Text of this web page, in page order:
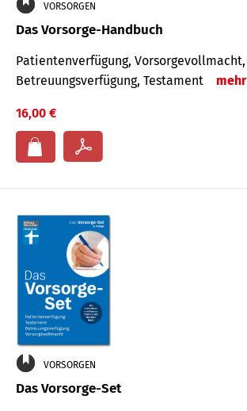
VORSORGEN
Das Vorsorge-Handbuch
Patientenverfügung, Vorsorgevollmacht,
Betreuungsverfügung, Testament
mehr
16,00 €
VORSORGEN
Das Vorsorge-Set